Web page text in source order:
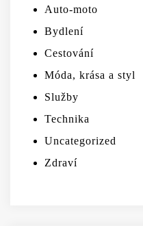
Auto-moto
Bydlení
Cestování
Móda, krása a styl
Služby
Technika
Uncategorized
Zdraví